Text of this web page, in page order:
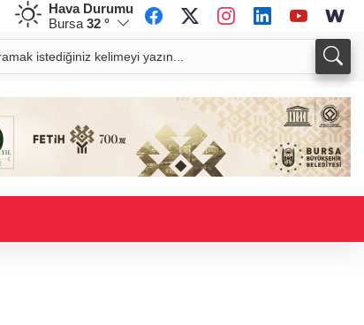
Hava Durumu
Bursa 32 °
%0,82
34,1883